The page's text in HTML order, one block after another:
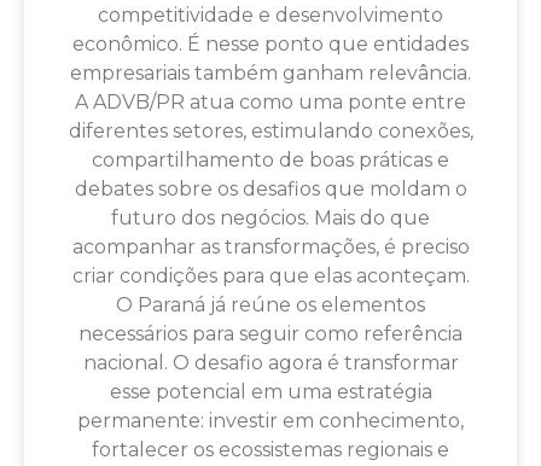
competitividade e desenvolvimento
econômico. É nesse ponto que entidades
empresariais também ganham relevância.
A ADVB/PR atua como uma ponte entre
diferentes setores, estimulando conexões,
compartilhamento de boas práticas e
debates sobre os desafios que moldam o
futuro dos negócios. Mais do que
acompanhar as transformações, é preciso
criar condições para que elas aconteçam.
O Paraná já reúne os elementos
necessários para seguir como referência
nacional. O desafio agora é transformar
esse potencial em uma estratégia
permanente: investir em conhecimento,
fortalecer os ecossistemas regionais e